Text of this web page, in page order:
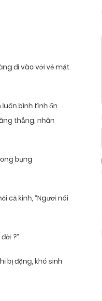
đi vào với vẻ mặt
bình tĩnh ổn
thẳng, nhăn
bụng
cả kinh, “Ngươi nói
?”
bị động, khó sinh